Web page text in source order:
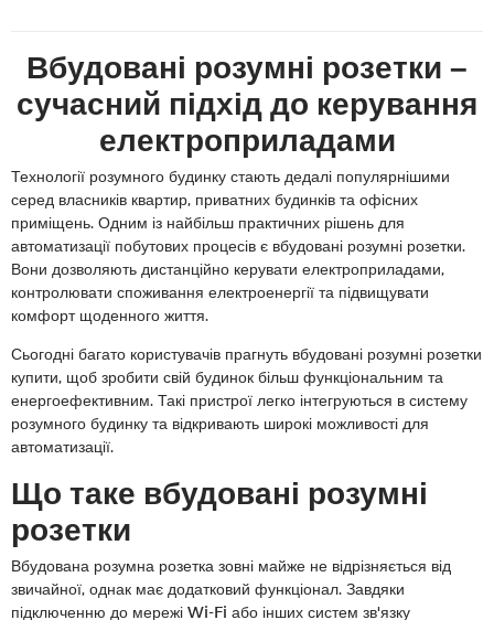
Вбудовані розумні розетки –
сучасний підхід до керування
електроприладами
Технології розумного будинку стають дедалі популярнішими
серед власників квартир, приватних будинків та офісних
приміщень. Одним із найбільш практичних рішень для
автоматизації побутових процесів є вбудовані розумні розетки.
Вони дозволяють дистанційно керувати електроприладами,
контролювати споживання електроенергії та підвищувати
комфорт щоденного життя.
Сьогодні багато користувачів прагнуть вбудовані розумні розетки
купити, щоб зробити свій будинок більш функціональним та
енергоефективним. Такі пристрої легко інтегруються в систему
розумного будинку та відкривають широкі можливості для
автоматизації.
Що таке вбудовані розумні
розетки
Вбудована розумна розетка зовні майже не відрізняється від
звичайної, однак має додатковий функціонал. Завдяки
підключенню до мережі Wi-Fi або інших систем зв'язку